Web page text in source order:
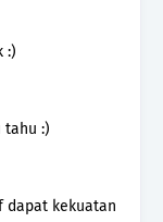
:)
tahu :)
dapat kekuatan